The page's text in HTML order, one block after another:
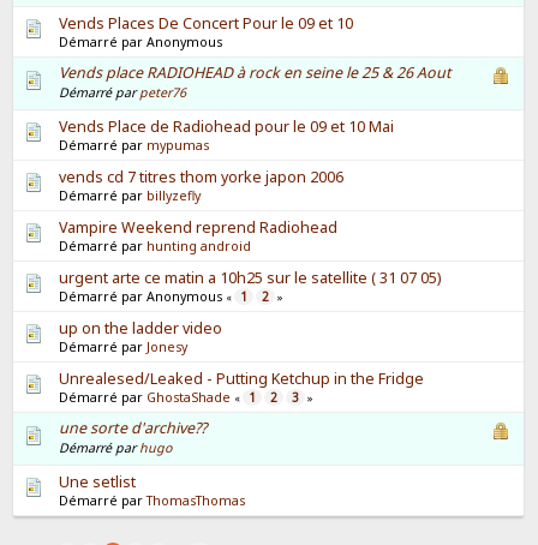
Vends Places De Concert Pour le 09 et 10
Démarré par Anonymous
Vends place RADIOHEAD à rock en seine le 25 & 26 Aout
Démarré parpeter76
Vends Place de Radiohead pour le 09 et 10 Mai
Démarré par mypumas
vends cd 7 titres thom yorke japon 2006
Démarré par billyzefly
Vampire Weekend reprend Radiohead
Démarré par hunting android
urgent arte ce matin a 10h25 sur le satellite ( 31 07 05)
Démarré par Anonymous « 1 2 »
up on the ladder video
Démarré par Jonesy
Unrealesed/Leaked - Putting Ketchup in the Fridge
Démarré par GhostaShade « 1 2 3 »
une sorte d'archive??
Démarré parhugo
Une setlist
Démarré parThomasThomas